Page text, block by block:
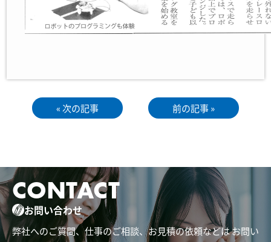
« 次の記事 前の記事 »
CONTACT
お問い合わせ
弊社へのご質問、仕事のご相談、お見積の依頼などはお問い